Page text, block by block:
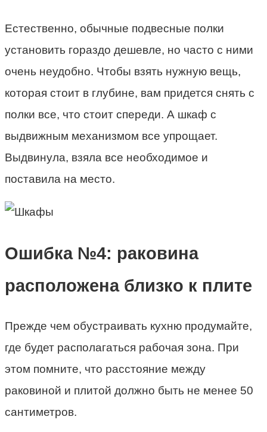
Естественно, обычные подвесные полки
установить гораздо дешевле, но часто с ними
очень неудобно. Чтобы взять нужную вещь,
которая стоит в глубине, вам придется снять с
полки все, что стоит спереди. А шкаф с
выдвижным механизмом все упрощает.
Выдвинула, взяла все необходимое и
поставила на место.
Ошибка №4: раковина
расположена близко к плите
Прежде чем обустраивать кухню продумайте,
где будет располагаться рабочая зона. При
этом помните, что расстояние между
раковиной и плитой должно быть не менее 50
сантиметров.